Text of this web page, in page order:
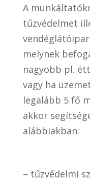
A
tűzvédelmet
melynek
nagyobb pl.
vagy ha
legalább 5 fő
akkor
alábbiakban:
– tűzvédelmi